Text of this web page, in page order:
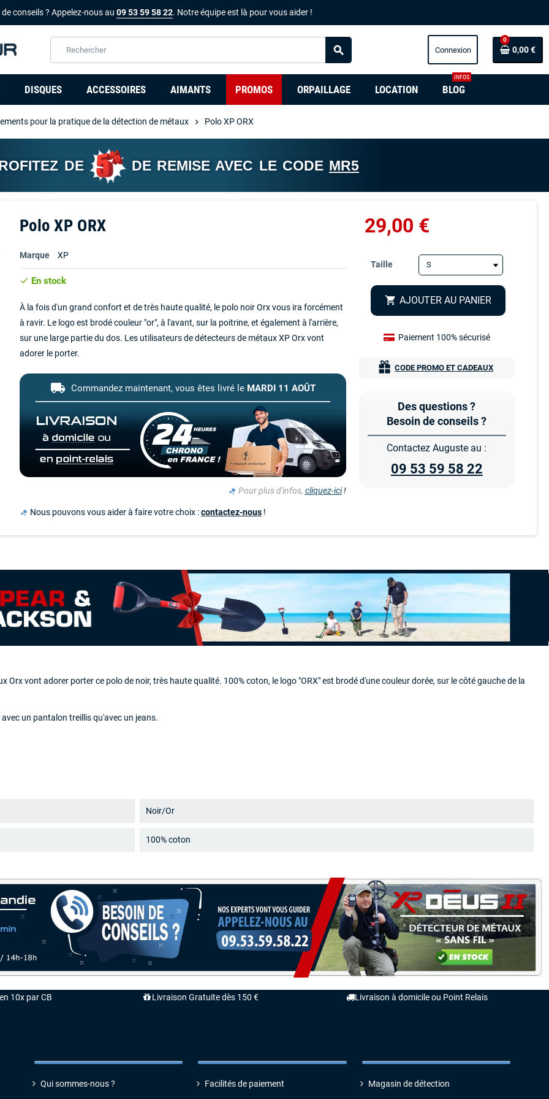
de conseils ? Appelez-nous au09 53 59 58 22. Notre équipe est là pour vous aider !
search
0
0,00 €
DISQUES ACCESSOIRES AIMANTS PROMOS ORPAILLAGE LOCATION BLOG
INFOS
pour la pratique de la détection de métaux chevron_right Polo XP ORX
DE DE REMISE AVEC LE CODE MR5
Polo XP ORX
Marque XP
check En stock
À la fois d'un grand confort et de très haute qualité, le polo noir Orx vous ira forcément
à ravir. Le logo est brodé couleur "or", à l'avant, sur la poitrine, et également à l'arrière,
sur une large partie du dos. Les utilisateurs dedétecteurs de métaux XP Orxvont
adorer le porter.
local_shipping Commandez maintenant, vous êtes livré le MARDI 11 AOÛT
bubble_chart Pour plus d'infos, cliquez-ici!
bubble_chart Nous pouvons vous aider à faire votre choix :contactez-nous !
29,00 €
Taille
shopping_cart AJOUTER AU PANIER
Paiement 100% sécurisé
CODE PROMO ET CADEAUX
Des questions ?
Besoin de conseils ?
Contactez Auguste au :
09 53 59 58 22
vont adorer porter ce polo de noir, très haute qualité. 100% coton, le logo "ORX" est brodé d'une couleur dorée, sur le côté gauche de la
un pantalon treillisqu'avec un jeans.
Noir/Or
100% coton
10x par CB Livraison Gratuite dès 150 € Livraison à domicile ou Point Relais
Qui sommes-nous ?
Facilités de paiement
Magasin de détection